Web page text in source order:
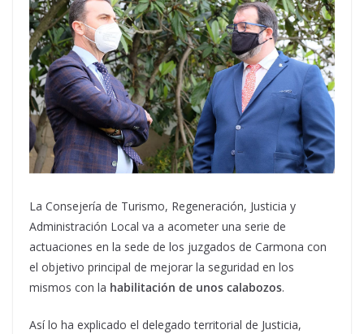
La Consejería de Turismo, Regeneración, Justicia y
Administración Local va a acometer una serie de
actuaciones en la sede de los juzgados de Carmona con
el objetivo principal de mejorar la seguridad en los
mismos con la habilitación de unos calabozos.
Así lo ha explicado el delegado territorial de Justicia,